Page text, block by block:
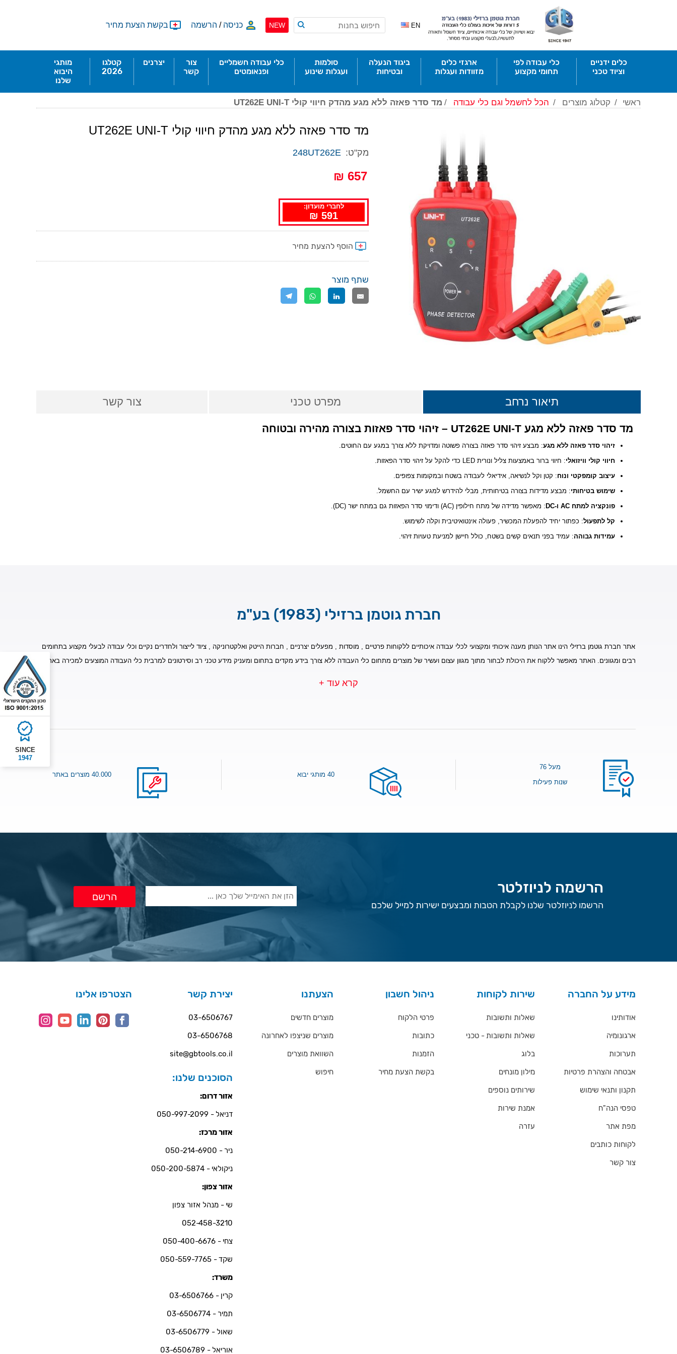
EN
NEW כניסה / הרשמה בקשת הצעת מחיר
כלים ידניים
וציוד טכני
כלי עבודה לפי
תחומי מקצוע
ארגזי כלים
מזוודות ועגלות
ביגוד הנעלה
ובטיחות
סולמות
ועגלות שינוע
כלי עבודה חשמליים
ופנאומטים
צור
קשר
יצרנים
קטלגו
2026
מותגי
היבוא
שלנו
ראשי / קטלוג מוצרים / הכל לחשמל וגם כלי עבודה / מד סדר פאזה ללא מגע מהדק חיווי קולי UT262E UNI-T
מד סדר פאזה ללא מגע מהדק חיווי קולי UT262E UNI-T
מק"ט: 248UT262E
657 ₪
לחברי מועדון:
591 ₪
שתף מוצר
תיאור נרחב מפרט טכני צור קשר
מד סדר פאזה ללא מגע UT262E UNI-T – זיהוי סדר פאזות בצורה מהירה ובטוחה
זיהוי סדר פאזה ללא מגע: מבצע זיהוי סדר פאזה בצורה פשוטה ומדויקת ללא צורך במגע עם החוטים.
חיווי קולי וויזואלי: חיווי ברור באמצעות צליל ונורית LED כדי להקל על זיהוי סדר הפאזות.
עיצוב קומפקטי ונוח: קטן וקל לנשיאה, אידיאלי לעבודה בשטח ובמקומות צפופים.
שימוש בטיחותי: מבצע מדידות בצורה בטיחותית, מבלי להידרש למגע ישיר עם החשמל.
פונקציה למתח AC ו-DC
: מאפשר מדידה של מתח חילופין (AC) ודימוי סדר הפאזות גם במתח ישר (DC).
קל לתפעול: כפתור יחיד להפעלת המכשיר, פעולה אינטואיטיבית וקלה לשימוש.
עמידות גבוהה: עמיד בפני תנאים קשים בשטח, כולל חיישן למניעת טעויות זיהוי.
SINCE
1947
חברת גוטמן ברזילי (1983) בע"מ
אתר חברת גוטמן ברזילי הינו אתר הנותן מענה איכותי ומקצועי לכלי עבודה איכותיים ללקוחות פרטיים , מוסדות , מפעלים יצרניים , חברות הייטק ואלקטרוניקה , ציוד לייצור ולחדרים נקיים וכלי עבודה לבעלי מקצוע בתחומים
רבים ומגוונים. האתר מאפשר ללקוח את היכולת לבחור מתוך מגוון עצום ועשיר של מוצרים מתחום כלי העבודה ללא צורך בידע מקדים בתחום ומעניק מידע טכני רב וסירטונים למרבית כלי העבודה המוצעים למכירה באתר.
קרא עוד +
מעל 76
שנות פעילות
40 מותגי יבוא 40.000 מוצרים באתר
הרשמה לניוזלטר
הרשמו לניוזלטר שלנו לקבלת הטבות ומבצעים ישירות למייל שלכם
מידע על החברה
אודותינו
ארגונומיה
תערוכות
אבטחה והצהרת פרטיות
תקנון ותנאי שימוש
טפסי הנה"ח
מפת אתר
לקוחות כותבים
צור קשר
שירות לקוחות
שאלות ותשובות
שאלות ותשובות - טכני
בלוג
מילון מונחים
שירותים נוספים
אמנת שירות
עזרה
ניהול חשבון
פרטי הלקוח
כתובות
הזמנות
בקשת הצעת מחיר
הצעתנו
מוצרים חדשים
מוצרים שניצפו לאחרונה
השוואת מוצרים
חיפוש
יצירת קשר
03-6506767
03-6506768
site@gbtools.co.il
הסוכנים שלנו:
אזור דרום:
דניאל - 050-997-2099
אזור מרכז:
ניר - 050-214-6900
ניקולאי - 050-200-5874
אזור צפון:
שי - מנהל אזור צפון
052-458-3210
צחי - 050-400-6676
שקד - 050-559-7765
משרד:
קרין - 03-6506766
תמיר - 03-6506774
שאול - 03-6506779
אוריאל - 03-6506789
הצטרפו אלינו